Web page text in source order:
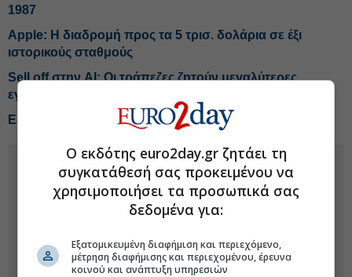
1987
Apple: Η διαδρομή προς τα 5 τρισ. δολάρια σε έξι
ιστορικούς σταθμούς
Sell off στην AI: Οι τράπεζες ζητούν μεγαλύτερες
εγγυήσεις από τα hedge funds
Εξαϋλώθηκαν $797 δισ. από τις «Magnificent Seven»
Ο εκδότης euro2day.gr ζητάει τη
συγκατάθεσή σας προκειμένου να
χρησιμοποιήσει τα προσωπικά σας
δεδομένα για:
Εξατομικευμένη διαφήμιση και περιεχόμενο,
μέτρηση διαφήμισης και περιεχομένου, έρευνα
κοινού και ανάπτυξη υπηρεσιών